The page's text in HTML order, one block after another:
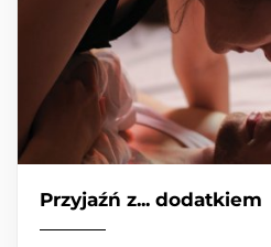
Przyjaźń z... dodatkiem